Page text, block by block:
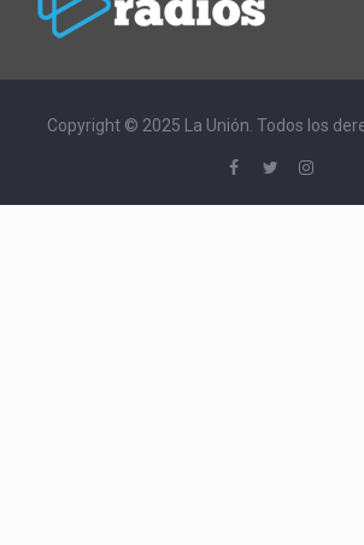
Copyright © 2025 La Unión. Todos los